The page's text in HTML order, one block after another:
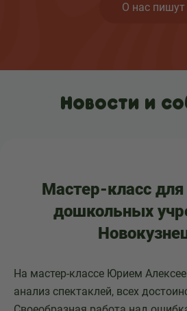
О нас пишут
Новости и
Мастер-класс для
дошкольных
На мастер-классе Юрием
анализ спектаклей, всех